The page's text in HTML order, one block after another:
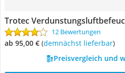
Trotec
12 Bewertungen
ab 95,00 € ( Demnächst lieferbar)
Preisvergleich und